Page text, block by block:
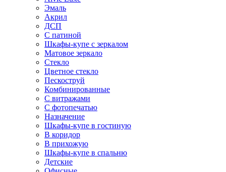
Эмаль
Акрил
ДСП
С патиной
Шкафы-купе с зеркалом
Матовое зеркало
Стекло
Цветное стекло
Пескоструй
Комбинированные
С витражами
С фотопечатью
Назначение
Шкафы-купе в гостиную
В коридор
В прихожую
Шкафы-купе в спальню
Детские